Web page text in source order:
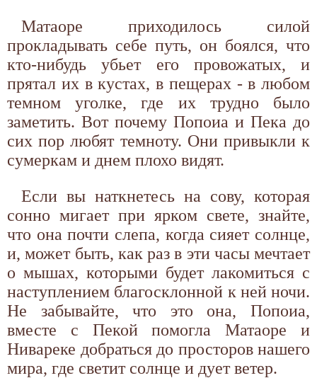
Матаоре приходилось силой
прокладывать себе путь, он боялся, что
кто-нибудь убьет его провожатых, и
прятал их в кустах, в пещерах - в любом
темном уголке, где их трудно было
заметить. Вот почему Попоиа и Пека до
сих пор любят темноту. Они привыкли к
сумеркам и днем плохо видят.
Если вы наткнетесь на сову, которая
сонно мигает при ярком свете, знайте,
что она почти слепа, когда сияет солнце,
и, может быть, как раз в эти часы мечтает
о мышах, которыми будет лакомиться с
наступлением благосклонной к ней ночи.
Не забывайте, что это она, Попоиа,
вместе с Пекой помогла Матаоре и
Нивареке добраться до просторов нашего
мира, где светит солнце и дует ветер.